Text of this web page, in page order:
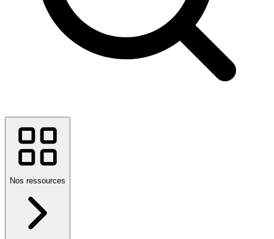
Nos ressources